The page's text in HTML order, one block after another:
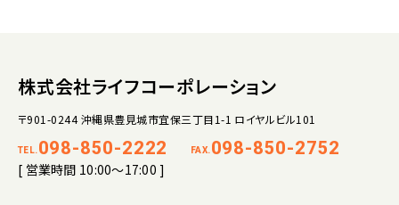
株式会社ライフコーポレーション
〒901-0244 沖縄県豊見城市宜保三丁目1-1 ロイヤルビル101
TEL. 098-850-2222 FAX. 098-850-2752
[ 営業時間 10:00～17:00 ]